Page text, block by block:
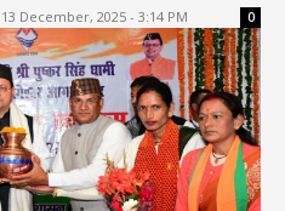
December, 2025 - 3:14 PM 0